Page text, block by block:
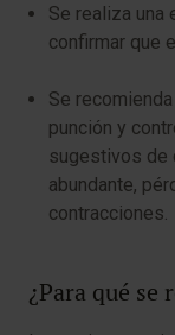
Se realiza una
confirmar que
Se
punción y
sugestivos de
abundante,
contracciones.
¿Para qué se